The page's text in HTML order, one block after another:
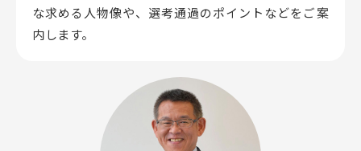
な求める人物像や、選考通過のポイントなどをご案
内します。